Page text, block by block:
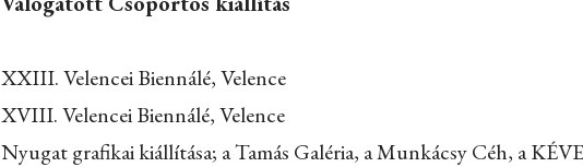
XXIII. Velencei Biennálé, Velence
XVIII. Velencei Biennálé, Velence
Nyugat grafikai kiállítása; a Tamás Galéria, a Munkácsy Céh, a